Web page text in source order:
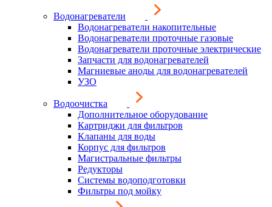
Водонагреватели
Водонагреватели накопительные
Водонагреватели проточные газовые
Водонагреватели проточные электрические
Запчасти для водонагревателей
Магниевые аноды для водонагревателей
УЗО
Водоочистка
Дополнительное оборудование
Картриджи для фильтров
Клапаны для воды
Корпус для фильтров
Магистральные фильтры
Редукторы
Системы водоподготовки
Фильтры под мойку